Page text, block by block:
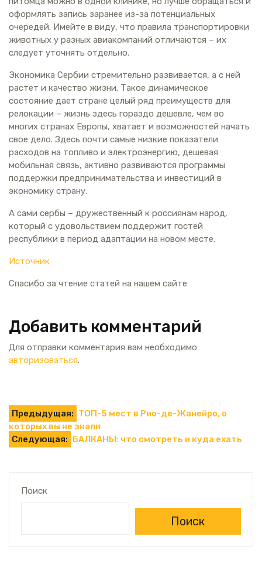
оформлять запись заранее из-за потенциальных
очередей. Имейте в виду, что правила транспортировки
животных у разных авиакомпаний отличаются – их
следует уточнять отдельно.
Экономика Сербии стремительно развивается, а с ней
растет и качество жизни. Такое динамическое
состояние дает стране целый ряд преимуществ для
релокации – жизнь здесь гораздо дешевле, чем во
многих странах Европы, хватает и возможностей начать
свое дело. Здесь почти самые низкие показатели
расходов на топливо и электроэнергию, дешевая
мобильная связь, активно развиваются программы
поддержки предпринимательства и инвестиций в
экономику страну.
А сами сербы – дружественный к россиянам народ,
который с удовольствием поддержит гостей
республики в период адаптации на новом месте.
Источник
Спасибо за чтение статей на нашем сайте
Добавить комментарий
Для отправки комментария вам необходимо
авторизоваться.
Навигация
по
Предыдущая: ТОП-5 мест в Рио-де-Жанейро, о
которых вы не знали
Следующая: БАЛКАНЫ: что смотреть и куда ехать
Поиск
Поиск